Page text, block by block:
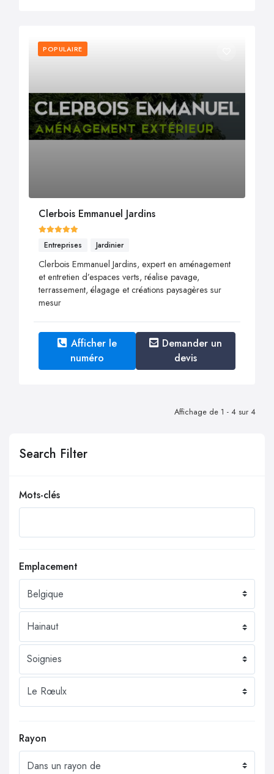
Search Filter
Mots-clés
Emplacement
Rayon
POPULAIRE
Clerbois Emmanuel Jardins
Entreprises Jardinier
Clerbois Emmanuel Jardins, expert en aménagement
et entretien d’espaces verts, réalise pavage,
terrassement, élagage et créations paysagères sur
mesur
Afficher le
numéro
Demander un
devis
Affichage de 1 - 4 sur 4